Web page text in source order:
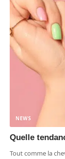
NEWS
Quelle
Tout comme la